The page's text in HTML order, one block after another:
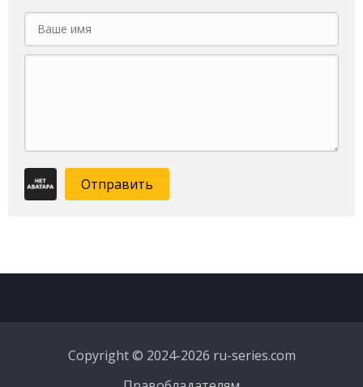
Отправить
Copyright © 2024-2026 ru-series.com